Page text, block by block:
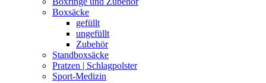
Boxsäcke
gefüllt
ungefüllt
Zubehör
Standboxsäcke
Pratzen | Schlagpolster
Sport-Medizin